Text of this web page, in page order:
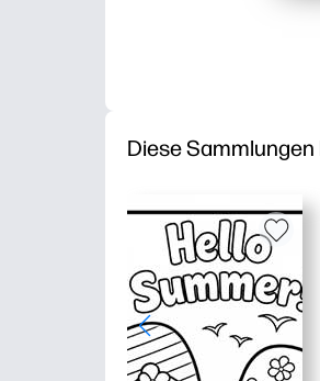
Diese